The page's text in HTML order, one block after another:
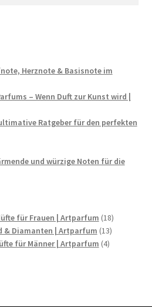
Herznote & Basisnote im
– Wenn Duft zur Kunst wird |
Ratgeber für den perfekten
und würzige Noten für die
für Frauen | Artparfum 1818
Produkte
& Diamanten | Artparfum 1313
Produkte
für Männer | Artparfum 44